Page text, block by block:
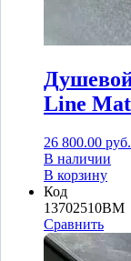
Line
26 800.00 руб.
В наличии
В корзину
Код
13702510BM
Сравнить